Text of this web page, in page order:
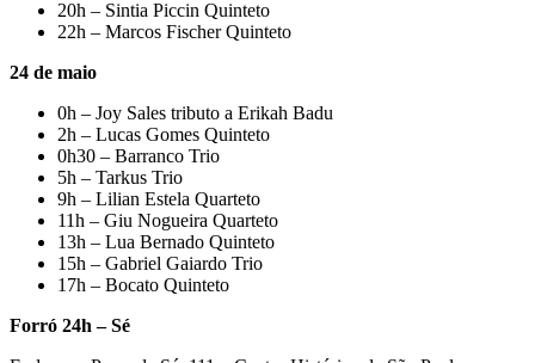
20h – Sintia Piccin Quinteto
22h – Marcos Fischer Quinteto
24 de maio
0h – Joy Sales tributo a Erikah Badu
2h – Lucas Gomes Quinteto
0h30 – Barranco Trio
5h – Tarkus Trio
9h – Lilian Estela Quarteto
11h – Giu Nogueira Quarteto
13h – Lua Bernado Quinteto
15h – Gabriel Gaiardo Trio
17h – Bocato Quinteto
Forró 24h – Sé